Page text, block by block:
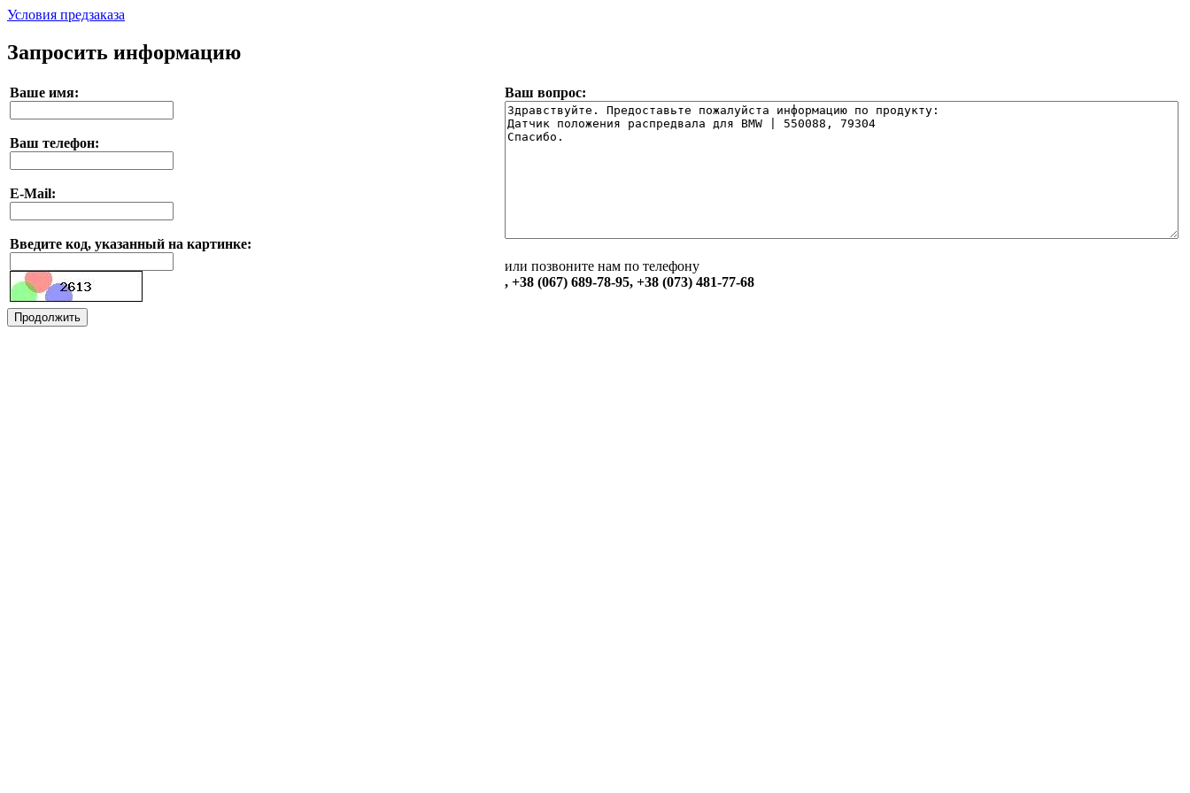
Условия предзаказа
Запросить информацию
Ваше имя:
Ваш телефон:
E-Mail:
Введите код, указанный на картинке:
Ваш вопрос:
или позвоните нам по телефону
, +38 (067) 689-78-95, +38 (073) 481-77-68